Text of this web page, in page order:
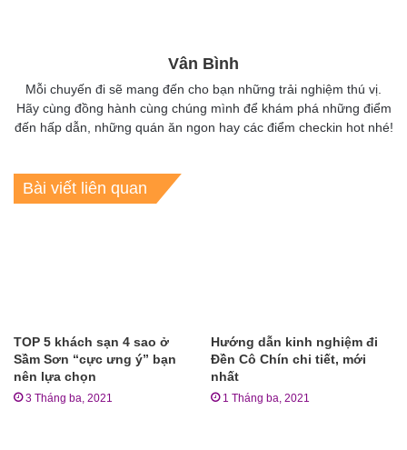
Vân Bình
Mỗi chuyến đi sẽ mang đến cho bạn những trải nghiệm thú vị.
Hãy cùng đồng hành cùng chúng mình để khám phá những điểm
đến hấp dẫn, những quán ăn ngon hay các điểm checkin hot nhé!
Bài viết liên quan
TOP 5 khách sạn 4 sao ở
Sầm Sơn “cực ưng ý” bạn
nên lựa chọn
3 Tháng ba, 2021
Hướng dẫn kinh nghiệm đi
Đền Cô Chín chi tiết, mới
nhất
1 Tháng ba, 2021